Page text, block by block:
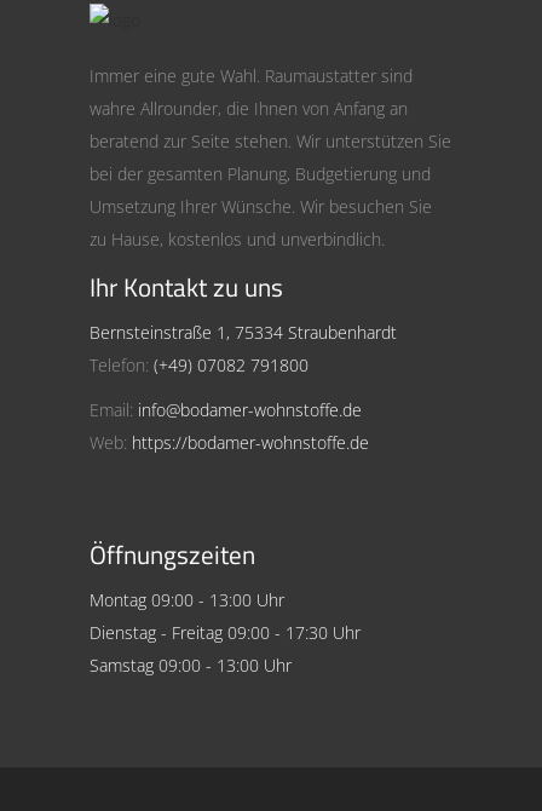
Immer eine gute Wahl. Raumaustatter sind
wahre Allrounder, die Ihnen von Anfang an
beratend zur Seite stehen. Wir unterstützen Sie
bei der gesamten Planung, Budgetierung und
Umsetzung Ihrer Wünsche. Wir besuchen Sie
zu Hause, kostenlos und unverbindlich.
Ihr Kontakt zu uns
Bernsteinstraße 1, 75334 Straubenhardt
Telefon: (+49) 07082 791800
Email: info@bodamer-wohnstoffe.de
Web: https://bodamer-wohnstoffe.de
Öffnungszeiten
Montag 09:00 - 13:00 Uhr
Dienstag - Freitag 09:00 - 17:30 Uhr
Samstag 09:00 - 13:00 Uhr